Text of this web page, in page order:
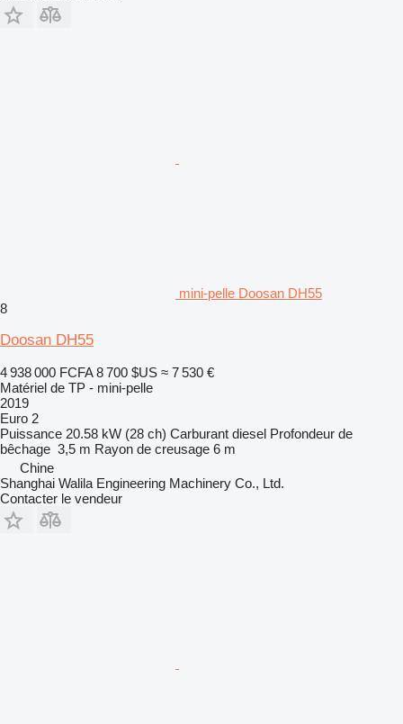
mini-pelle Doosan DH55
8
Doosan DH55
4 938 000 FCFA 8 700 $US ≈ 7 530 €
Matériel de TP - mini-pelle
2019
Euro 2
Puissance 20.58 kW (28 ch) Carburant diesel Profondeur de
bêchage 3,5 m Rayon de creusage 6 m
Chine
Shanghai Walila Engineering Machinery Co., Ltd.
Contacter le vendeur